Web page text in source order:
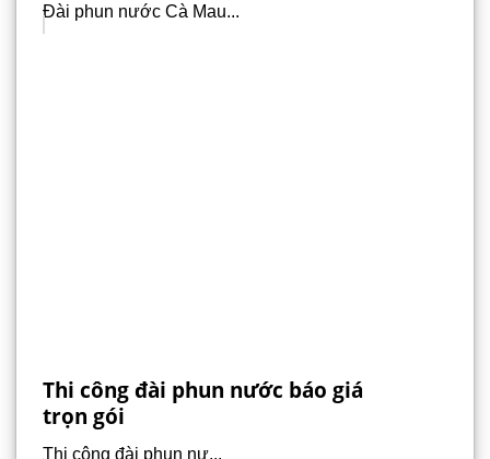
Đài phun nước Cà Mau...
Thi công đài phun nước báo giá
trọn gói
Thi công đài phun nư...